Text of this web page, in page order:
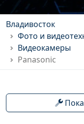
Владивосток
Фото и
Видеокамеры
Panasonic